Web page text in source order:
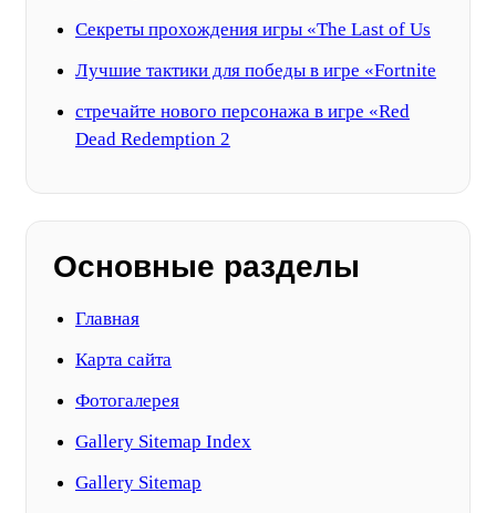
Секреты прохождения игры «The Last of Us
Лучшие тактики для победы в игре «Fortnite
стречайте нового персонажа в игре «Red
Dead Redemption 2
Основные разделы
Главная
Карта сайта
Фотогалерея
Gallery Sitemap Index
Gallery Sitemap